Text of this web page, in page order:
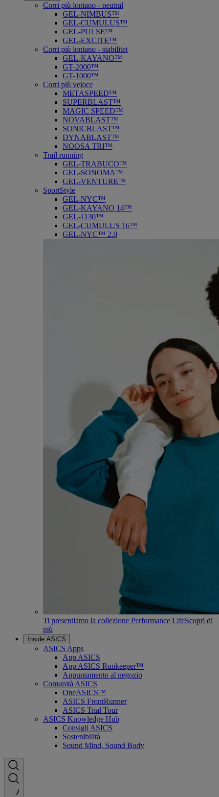
Corri più lontano - neutral
GEL-NIMBUS™
GEL-CUMULUS™
GEL-PULSE™
GEL-EXCITE™
Corri più lontano - stabilitet
GEL-KAYANO™
GT-2000™
GT-1000™
Corri più veloce
METASPEED™
SUPERBLAST™
MAGIC SPEED™
NOVABLAST™
SONICBLAST™
DYNABLAST™
NOOSA TRI™
Trail running
GEL-TRABUCO™
GEL-SONOMA™
GEL-VENTURE™
SportStyle
GEL-NYC™
GEL-KAYANO 14™
GEL-1130™
GEL-CUMULUS 16™
GEL-NYC™ 2.0
Ti presentiamo la collezione Performance LifeScopri di
più
Inside ASICS
ASICS Apps
App ASICS
App ASICS Runkeeper™
Appuntamento al negozio
Comunità ASICS
OneASICS™
ASICS FrontRunner
ASICS Trial Tour
ASICS Knowledge Hub
Consigli ASICS
Sostenibilità
Sound Mind, Sound Body